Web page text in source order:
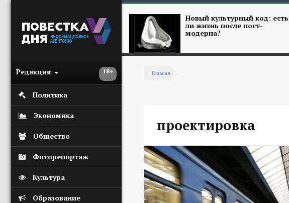
18+
Редакция
Политика
Экономика
Общество
Фоторепортаж
Культура
Образование
Новый культурный код: есть
ли жизнь после пост-
модерна?
Главная
проектировка